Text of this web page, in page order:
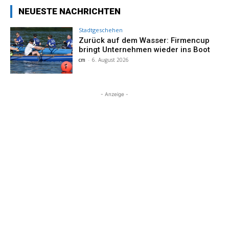
NEUESTE NACHRICHTEN
Stadtgeschehen
Zurück auf dem Wasser: Firmencup
bringt Unternehmen wieder ins Boot
cm - 6. August 2026
- Anzeige -